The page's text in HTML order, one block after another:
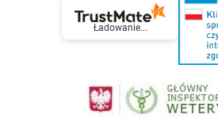
Ładowanie...